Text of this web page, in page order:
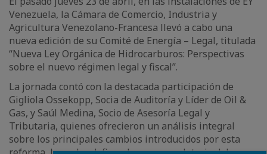
Venezuela, la Cámara de Comercio, Industria y
Agricultura Venezolano-Francesa llevó a cabo una
nueva edición de su Comité de Energía – Legal, titulada
“Nueva Ley Orgánica de Hidrocarburos: Perspectivas
sobre el nuevo régimen legal y fiscal”.
La jornada contó con la destacada participación de
Gigliola Ossekopp, Socia de Auditoría y Líder de Oil &
Gas, y Saúl Medina, Socio de Asesoría Legal y
Tributaria, quienes ofrecieron un análisis integral
sobre los principales cambios introducidos por esta